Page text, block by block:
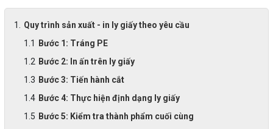
Quy trình sản xuất - in ly giấy theo yêu cầu
Bước 1: Tráng PE
Bước 2: In ấn trên ly giấy
Bước 3: Tiến hành cắt
Bước 4: Thực hiện định dạng ly giấy
Bước 5: Kiểm tra thành phẩm cuối cùng